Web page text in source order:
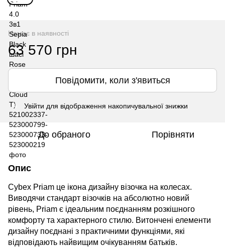
Немає в наявності
63 570 грн
Повідомити, коли з'явиться
% Увійти для відображення накопичувальної знижки
До обраного Порівняти
Опис
Cybex Priam це ікона дизайну візочка на колесах.
Виводячи стандарт візочків на абсолютно новий
рівень, Priam є ідеальним поєднанням розкішного
комфорту та характерного стилю. Витончені елементи
дизайну поєднані з практичними функціями, які
відповідають найвищим очікуванням батьків.